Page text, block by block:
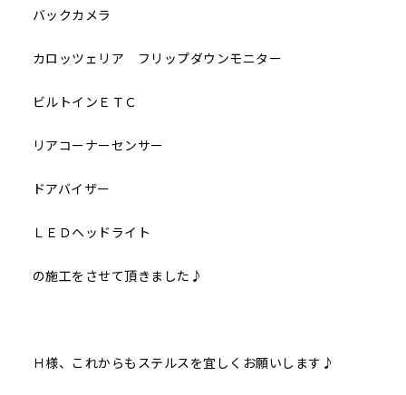
バックカメラ
カロッツェリア フリップダウンモニター
ビルトインＥＴＣ
リアコーナーセンサー
ドアバイザー
ＬＥＤヘッドライト
の施工をさせて頂きました♪
Ｈ様、これからもステルスを宜しくお願いします♪